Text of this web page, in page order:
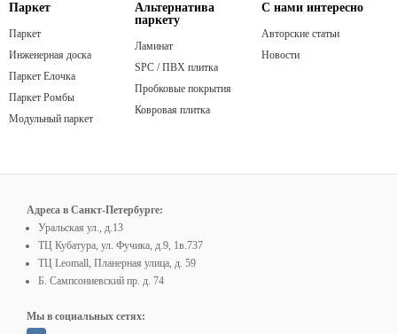
Паркет
Паркет
Инженерная доска
Паркет Елочка
Паркет Ромбы
Модульный паркет
Альтернатива
паркету
Ламинат
SPC / ПВХ плитка
Пробковые покрытия
Ковровая плитка
С нами интересно
Авторские статьи
Новости
Адреса в Санкт-Петербурге:
Уральская ул., д.13
ТЦ Кубатура, ул. Фучика, д.9, 1в.737
ТЦ Leomall, Планерная улица, д. 59
Б. Сампсониевский пр. д. 74
Мы в социальных сетях: